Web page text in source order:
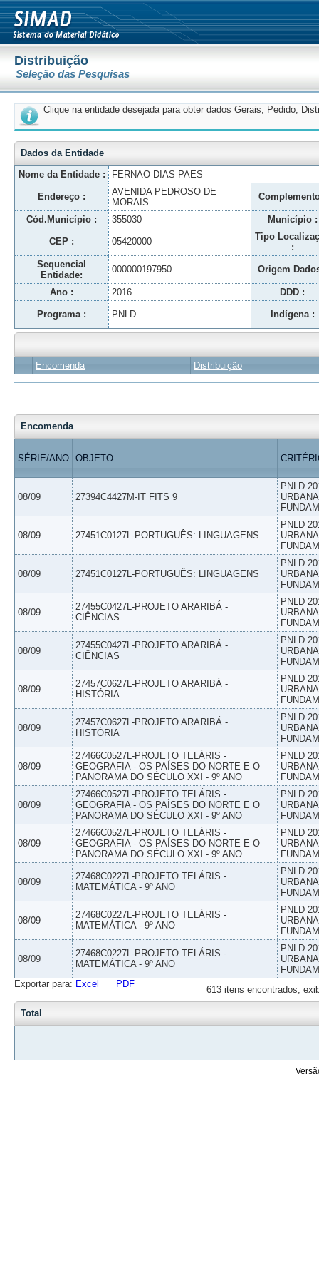
Distribuição
Seleção das Pesquisas
Clique na entidade desejada para obter dados Gerais, Pedido,
Dados da Entidade
Nome da Entidade :
FERNAO DIAS PAES
Endereço :
AVENIDA PEDROSO DE
MORAIS
Cód.Município : 355030 Município :
CEP : 05420000
Tipo
:
Sequencial
Entidade:
000000197950 Origem
Ano : 2016 DDD :
Programa : PNLD Indígena :
Encomenda Distribuição
Encomenda
SÉRIE/ANO OBJETO
08/09 27394C4427M-IT FITS 9
PNLD
08/09 27451C0127L-PORTUGUÊS: LINGUAGENS
PNLD
08/09 27451C0127L-PORTUGUÊS: LINGUAGENS
PNLD
08/09
27455C0427L-PROJETO ARARIBÁ -
CIÊNCIAS
PNLD
08/09
27455C0427L-PROJETO ARARIBÁ -
CIÊNCIAS
PNLD
08/09
27457C0627L-PROJETO ARARIBÁ -
HISTÓRIA
PNLD
08/09
27457C0627L-PROJETO ARARIBÁ -
HISTÓRIA
PNLD
08/09
27466C0527L-PROJETO TELÁRIS -
GEOGRAFIA - OS PAÍSES DO NORTE E O
PANORAMA DO SÉCULO XXI - 9º ANO
PNLD
08/09
27466C0527L-PROJETO TELÁRIS -
GEOGRAFIA - OS PAÍSES DO NORTE E O
PANORAMA DO SÉCULO XXI - 9º ANO
PNLD
08/09
27466C0527L-PROJETO TELÁRIS -
GEOGRAFIA - OS PAÍSES DO NORTE E O
PANORAMA DO SÉCULO XXI - 9º ANO
PNLD
08/09
27468C0227L-PROJETO TELÁRIS -
MATEMÁTICA - 9º ANO
PNLD
08/09
27468C0227L-PROJETO TELÁRIS -
MATEMÁTICA - 9º ANO
PNLD
08/09
27468C0227L-PROJETO TELÁRIS -
MATEMÁTICA - 9º ANO
PNLD
613 itens encontrados,
Exportar para: Excel PDF
Total